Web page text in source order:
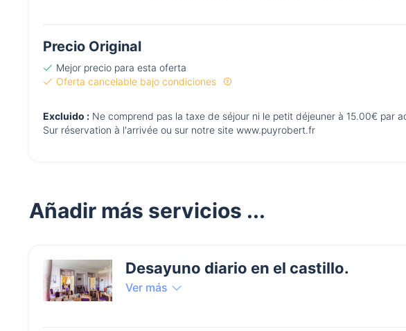
Precio Original
Mejor precio para esta oferta
Oferta cancelable bajo condiciones
Excluido : Ne comprend pas la taxe de séjour ni le petit déjeuner à 15.00€ par
Sur réservation à l'arrivée ou sur notre site www.puyrobert.fr
Añadir más servicios ...
Desayuno diario en el castillo.
Ver más